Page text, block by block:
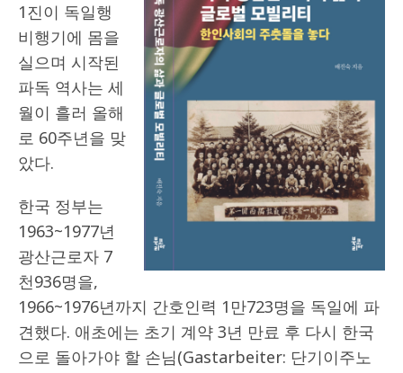
1진이 독일행
비행기에 몸을
실으며 시작된
파독 역사는 세
월이 흘러 올해
로 60주년을 맞
았다.
한국 정부는
1963~1977년
광산근로자 7
천936명을,
1966~1976년까지 간호인력 1만723명을 독일에 파
견했다. 애초에는 초기 계약 3년 만료 후 다시 한국
으로 돌아가야 할 손님(Gastarbeiter: 단기이주노